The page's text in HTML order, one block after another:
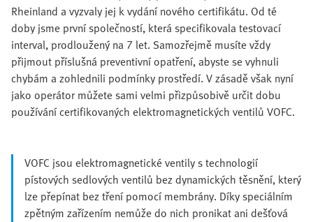
Rheinland a vyzvaly jej k vydání nového certifikátu. Od té
doby jsme první společností, která specifikovala testovací
interval, prodloužený na 7 let. Samozřejmě musíte vždy
přijmout příslušná preventivní opatření, abyste se vyhnuli
chybám a zohlednili podmínky prostředí. V zásadě však nyní
jako operátor můžete sami velmi přizpůsobivě určit dobu
používání certifikovaných elektromagnetických ventilů VOFC.
VOFC jsou elektromagnetické ventily s technologií
pístových sedlových ventilů bez dynamických těsnění, který
lze přepínat bez tření pomocí membrány. Díky speciálním
zpětným zařízením nemůže do nich pronikat ani dešťová